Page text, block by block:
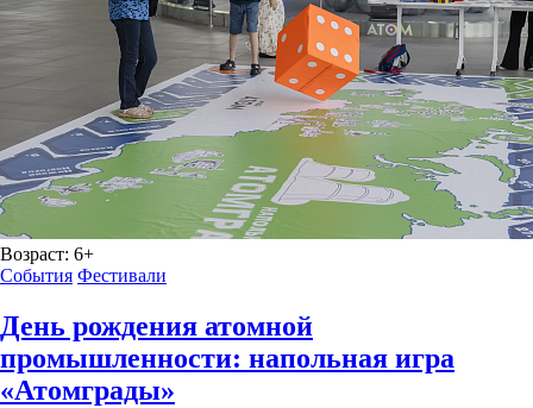
Возраст: 6+
События Фестивали
День рождения атомной
промышленности: напольная игра
«Атомграды»